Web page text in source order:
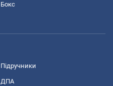
Бокс
Підручники
ДПА